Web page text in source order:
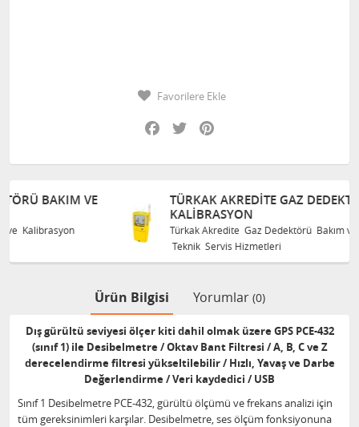
Favorilere Ekle
Facebook
Twitter
TÜRKAK AKREDITE GAZ DEDEKTÖRÜ BAKIM VE
KALIBRASYON
Türkak Akredite Gaz Dedektörü Bakım ve Kalibrasyon
Teknik Servis Hizmetleri
Ürün Bilgisi Yorumlar (0)
Dış gürültü seviyesi ölçer kiti dahil olmak üzere GPS PCE-432
(sınıf 1) ile Desibelmetre / Oktav Bant Filtresi / A, B, C ve Z
derecelendirme filtresi yükseltilebilir / Hızlı, Yavaş ve Darbe
Değerlendirme / Veri kaydedici / USB
Sınıf 1 Desibelmetre PCE-432, gürültü ölçümü ve frekans analizi için
tüm gereksinimleri karşılar. Desibelmetre, ses ölçüm fonksiyonuna